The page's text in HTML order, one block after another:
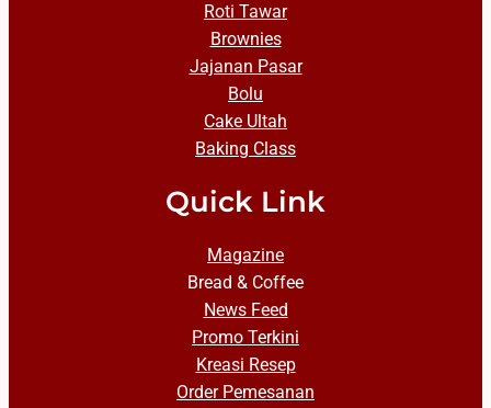
Roti Tawar
Brownies
Jajanan Pasar
Bolu
Cake Ultah
Baking Class
Quick Link
Magazine
Bread & Coffee
News Feed
Promo Terkini
Kreasi Resep
Order Pemesanan